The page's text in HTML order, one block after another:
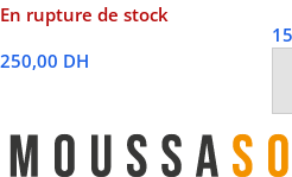
En rupture de stock
250,00 DH